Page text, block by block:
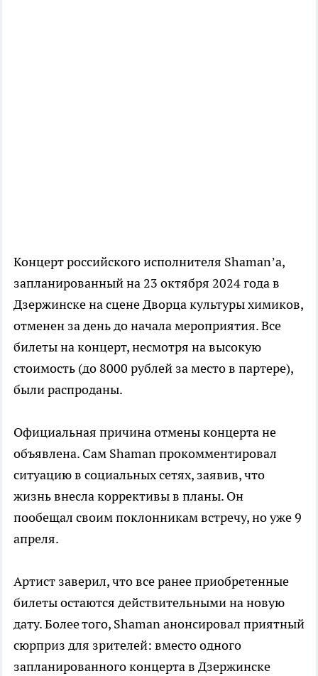
Концерт российского исполнителя Shaman’а,
запланированный на 23 октября 2024 года в
Дзержинске на сцене Дворца культуры химиков,
отменен за день до начала мероприятия. Все
билеты на концерт, несмотря на высокую
стоимость (до 8000 рублей за место в партере),
были распроданы.
Официальная причина отмены концерта не
объявлена. Сам Shaman прокомментировал
ситуацию в социальных сетях, заявив, что
жизнь внесла коррективы в планы. Он
пообещал своим поклонникам встречу, но уже 9
апреля.
Артист заверил, что все ранее приобретенные
билеты остаются действительными на новую
дату. Более того, Shaman анонсировал приятный
сюрприз для зрителей: вместо одного
запланированного концерта в Дзержинске